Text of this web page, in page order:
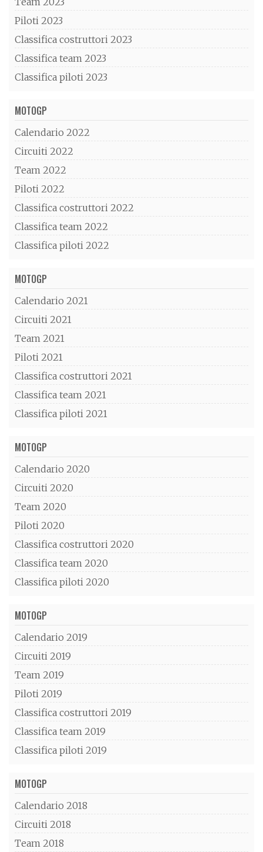
Piloti 2023
Classifica costruttori 2023
Classifica team 2023
Classifica piloti 2023
MOTOGP
Calendario 2022
Circuiti 2022
Team 2022
Piloti 2022
Classifica costruttori 2022
Classifica team 2022
Classifica piloti 2022
MOTOGP
Calendario 2021
Circuiti 2021
Team 2021
Piloti 2021
Classifica costruttori 2021
Classifica team 2021
Classifica piloti 2021
MOTOGP
Calendario 2020
Circuiti 2020
Team 2020
Piloti 2020
Classifica costruttori 2020
Classifica team 2020
Classifica piloti 2020
MOTOGP
Calendario 2019
Circuiti 2019
Team 2019
Piloti 2019
Classifica costruttori 2019
Classifica team 2019
Classifica piloti 2019
MOTOGP
Calendario 2018
Circuiti 2018
Team 2018